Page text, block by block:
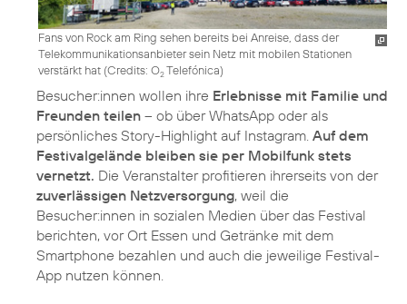
Fans von Rock am Ring sehen bereits bei Anreise, dass der
Telekommunikationsanbieter sein Netz mit mobilen Stationen
verstärkt hat (Credits: O2Telefónica)
Besucher:innen wollen ihre Erlebnisse mit Familie und
Freunden teilen – ob über WhatsApp oder als
persönliches Story-Highlight auf Instagram. Auf dem
Festivalgelände bleiben sie per Mobilfunk stets
vernetzt. Die Veranstalter profitieren ihrerseits von der
zuverlässigen Netzversorgung, weil die
Besucher:innen in sozialen Medien über das Festival
berichten, vor Ort Essen und Getränke mit dem
Smartphone bezahlen und auch die jeweilige Festival-
App nutzen können.